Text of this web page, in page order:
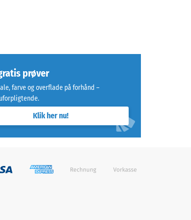
prøver
farve og overflade på forhånd –
Klik her nu!